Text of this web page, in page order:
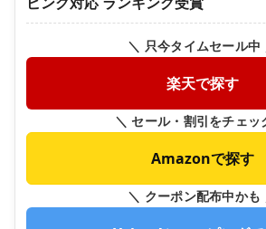
＼ 只今タイムセール中
楽天で探す
＼ セール・割引をチェッ
Amazonで探す
＼ クーポン配布中かも